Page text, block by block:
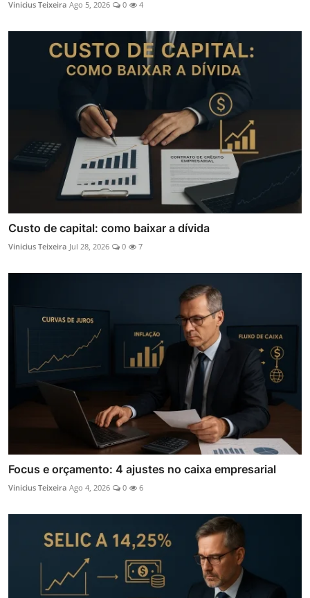
Vinicius Teixeira Ago 5, 2026 0 4
Custo de capital: como baixar a dívida
Vinicius Teixeira Jul 28, 2026 0 7
Focus e orçamento: 4 ajustes no caixa empresarial
Vinicius Teixeira Ago 4, 2026 0 6